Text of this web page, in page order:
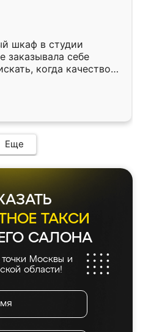
шкаф в студии
заказывала себе
когда качеством
кухня уже почти
нет.
Еще
ТАКСИ
САЛОНА
Москвы и
области!